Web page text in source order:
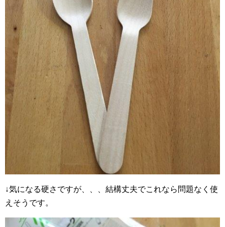
↓気になる硬さですが、、、結構丈夫でこれなら問題なく使
えそうです。